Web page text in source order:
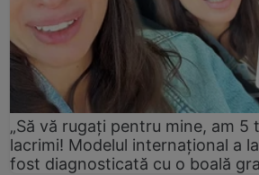
„Să vă rugați pentru mine, am 5
lacrimi! Modelul internațional a
fost diagnosticată cu o boală